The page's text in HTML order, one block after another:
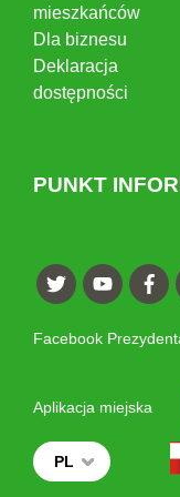
mieszkańców
Dla biznesu
Deklaracja
dostępności
PUNKT
Facebook
Aplikacja miejska
PL